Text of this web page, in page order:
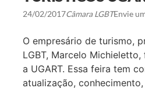
24/02/2017Câmara LGBTEnvie
O empresário de turismo,
LGBT, Marcelo
a UGART. Essa feira tem
atualização,